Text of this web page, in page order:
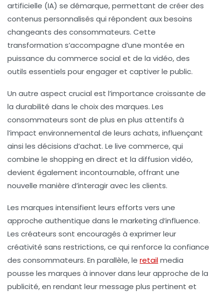
artificielle (IA) se démarque, permettant de créer des
contenus personnalisés qui répondent aux besoins
changeants des consommateurs. Cette
transformation s’accompagne d’une montée en
puissance du commerce social et de la vidéo, des
outils essentiels pour engager et captiver le public.
Un autre aspect crucial est l’importance croissante de
la durabilité dans le choix des marques. Les
consommateurs sont de plus en plus attentifs à
l’impact environnemental de leurs achats, influençant
ainsi les décisions d’achat. Le live commerce, qui
combine le shopping en direct et la diffusion vidéo,
devient également incontournable, offrant une
nouvelle manière d’interagir avec les clients.
Les marques intensifient leurs efforts vers une
approche authentique dans le marketing d’influence.
Les créateurs sont encouragés à exprimer leur
créativité sans restrictions, ce qui renforce la confiance
des consommateurs. En parallèle, le retailmedia
pousse les marques à innover dans leur approche de la
publicité, en rendant leur message plus pertinent et